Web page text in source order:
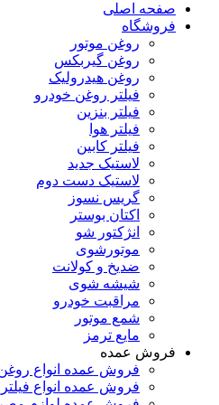
صفحه اصلی
فروشگاه
روغن موتور
روغن گیربکس
روغن هیدرولیک
فیلتر روغن خودرو
فیلتر بنزین
فیلتر هوا
فیلتر کابین
لاستیک جدید
لاستیک دست دوم
گریس نسوز
اکتان بوستر
انژکتور شو
موتورشوی
ضدیخ و کولانت
شیشه شوی
مراقبت خودرو
شمع موتور
مایع ترمز
فروش عمده
فروش عمده انواع
فروش عمده انواع